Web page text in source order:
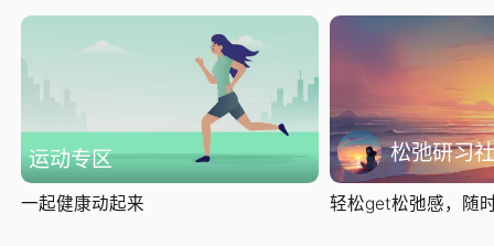
运动专区
一起健康动起来
松弛研习社
轻松get松弛感，随